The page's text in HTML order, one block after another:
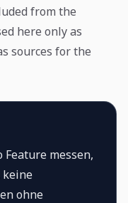
from the
here only as
sources for the
messen,
keine
ohne